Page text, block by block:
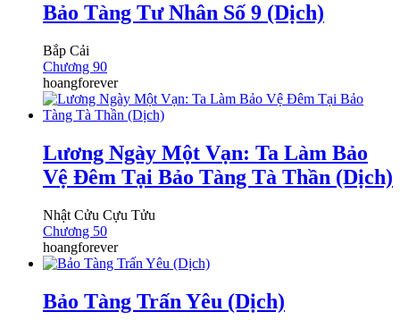
Bảo Tàng Tư Nhân Số 9 (Dịch)
Bắp Cải
Chương 90
hoangforever
Lương Ngày Một Vạn: Ta Làm Bảo
Vệ Đêm Tại Bảo Tàng Tà Thần (Dịch)
Nhật Cửu Cựu Tửu
Chương 50
hoangforever
Bảo Tàng Trấn Yêu (Dịch)